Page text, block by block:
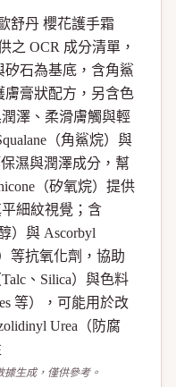
舒丹 櫻花護手霜
之 OCR 成分清單，
矽石為基底，含角鯊
膚膏狀配方，另含色
澤、柔滑膚觸與輕
（角鯊烷）與
濕與潤澤成分，幫
（矽氧烷）提供
細紋視覺；含
）與 Ascorbyl
等抗氧化劑，協助
、Silica）與色料
等），可能用於改
Urea（防腐
生成，僅供參考。